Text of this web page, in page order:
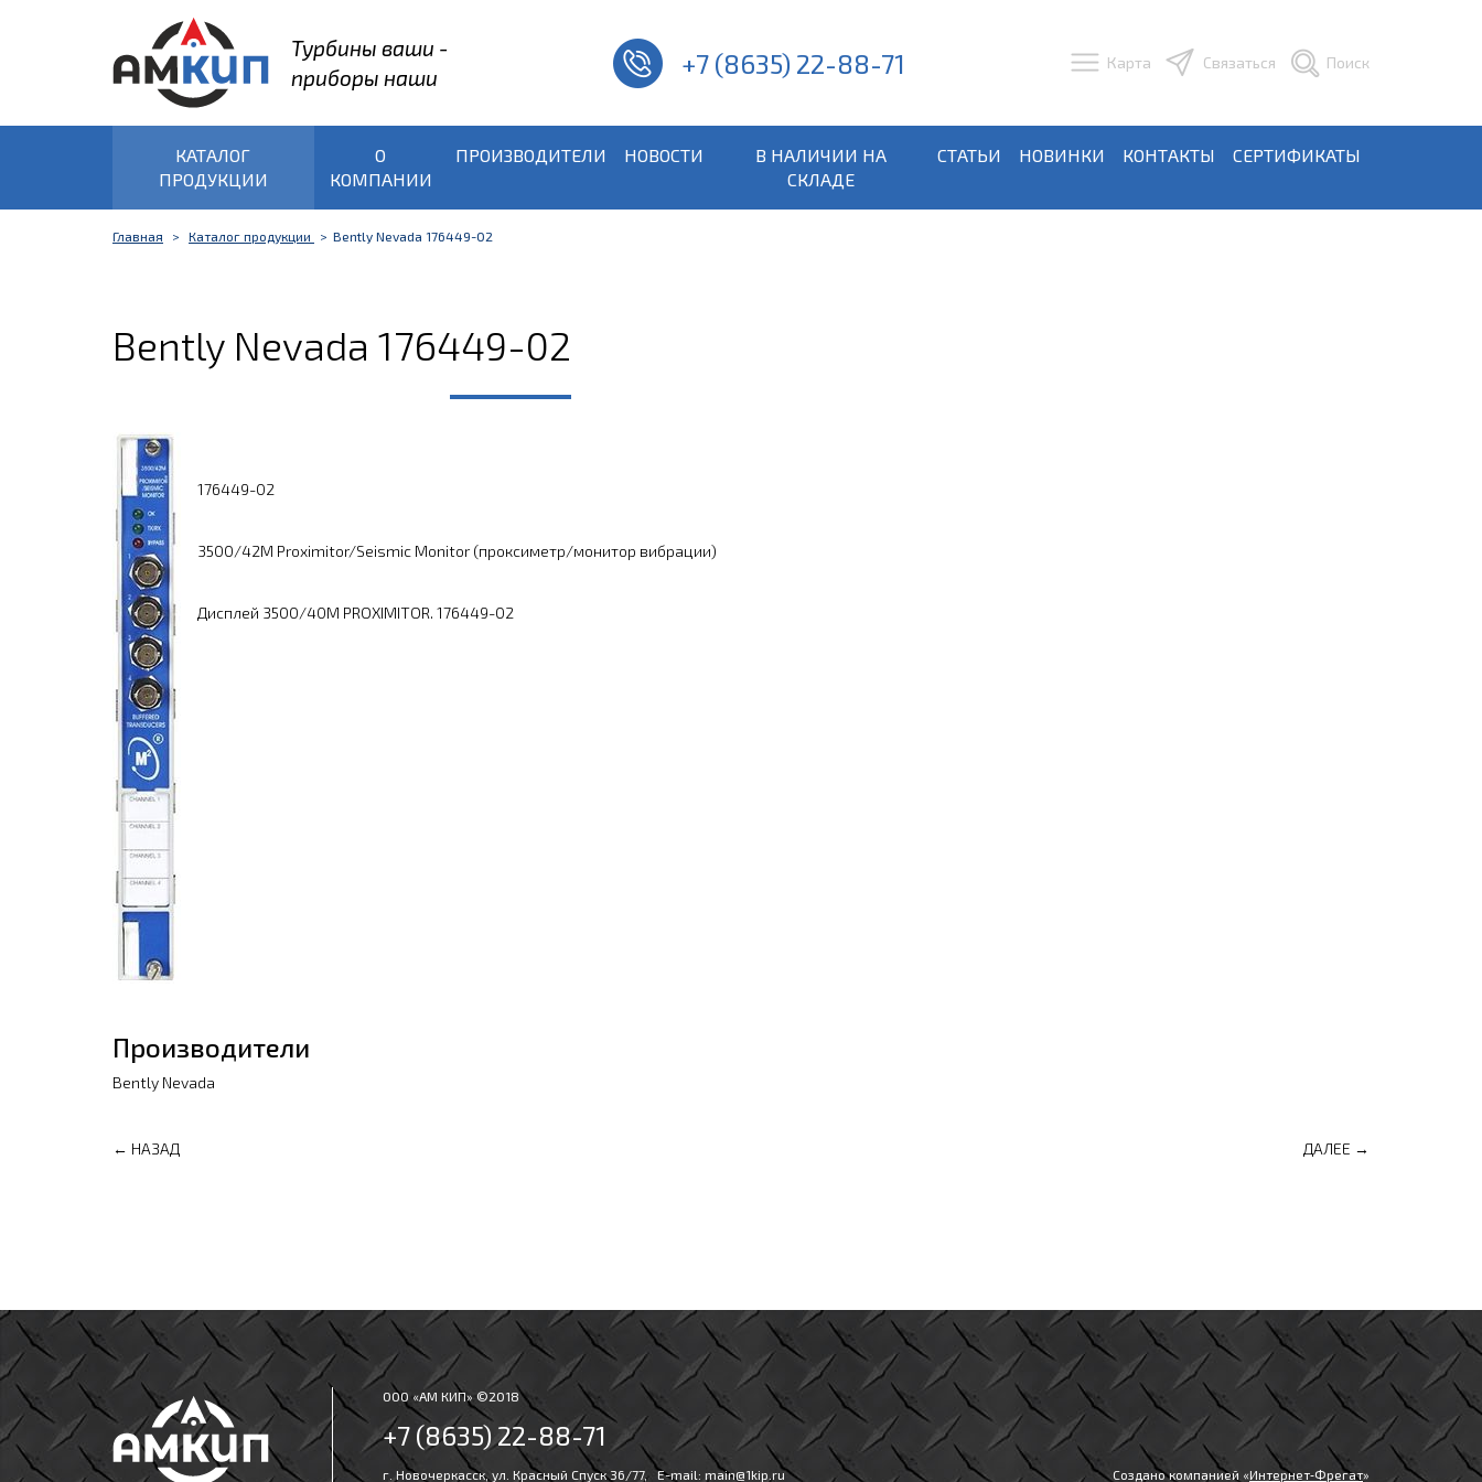
Турбины ваши -
приборы наши
+7 (8635) 22-88-71 Карта Связаться Поиск
КАТАЛОГ
ПРОДУКЦИИ
О
КОМПАНИИ
ПРОИЗВОДИТЕЛИ НОВОСТИ
В НАЛИЧИИ НА
СКЛАДЕ
СТАТЬИ НОВИНКИ КОНТАКТЫ СЕРТИФИКАТЫ
Главная Каталог продукции Bently Nevada 176449-02
Bently Nevada 176449-02
176449-02
3500/42M Proximitor/Seismic Monitor (проксиметр/монитор вибрации)
Дисплей 3500/40M PROXIMITOR. 176449-02
Производители
Bently Nevada
← НАЗАД ДАЛЕЕ →
ООО «АМ КИП» ©2018
+7 (8635) 22-88-71
г. Новочеркасск, ул. Красный Спуск 36/77, E-mail: main@1kip.ru Создано компанией «Интернет‑Фрегат»